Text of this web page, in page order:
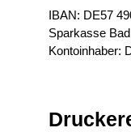
IBAN: DE57
Sparkasse
Kontoinhaber: